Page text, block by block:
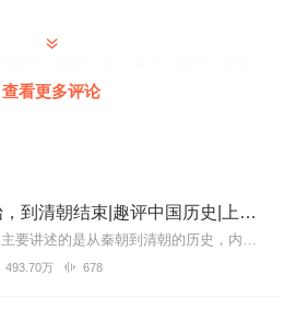
红三天。我说：好。昨天，今天，明
！非常不错哦喜欢主播的风格很好满意
初恋，汝却视吾而不见。我本将心照明
。吾等本是同九义，为何主播却不更。
是觉的吾等提不动刀了。亦或者觉得自
查看更多评论
从秦朝开始，到清朝结束|趣评中国历史|上下五千年
【内容简介】主要讲述的是从秦朝到清朝的历史，内容以年代和具体人物为主线，按时间顺序进行贯通，并结合现代生活夹叙夹议，用历史映照现实；语言幽默风趣、节奏明快，向读...
493.70万 678